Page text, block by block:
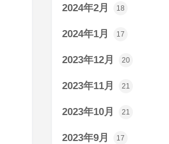
2024年2月 18
2024年1月 17
2023年12月 20
2023年11月 21
2023年10月 21
2023年9月 17